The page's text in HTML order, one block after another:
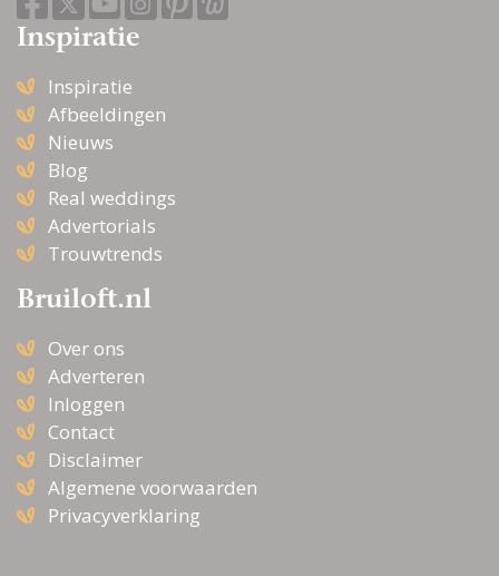
Inspiratie
Inspiratie
Afbeeldingen
Nieuws
Blog
Real weddings
Advertorials
Trouwtrends
Bruiloft.nl
Over ons
Adverteren
Inloggen
Contact
Disclaimer
Algemene voorwaarden
Privacyverklaring